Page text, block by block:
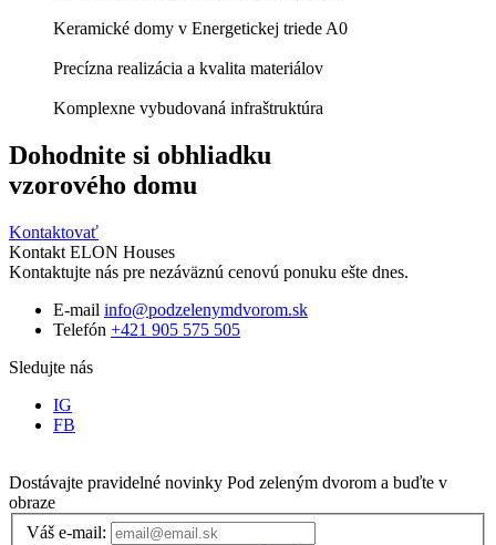
Keramické domy v Energetickej triede A0
Precízna realizácia a kvalita materiálov
Komplexne vybudovaná infraštruktúra
Dohodnite si obhliadku
vzorového domu
Kontaktovať
Kontakt ELON Houses
Kontaktujte nás pre nezáväznú cenovú ponuku ešte dnes.
E-mail info@podzelenymdvorom.sk
Telefón +421 905 575 505
Sledujte nás
IG
FB
Dostávajte pravidelné novinky Pod zeleným dvorom a buďte v
obraze
Váš e-mail: